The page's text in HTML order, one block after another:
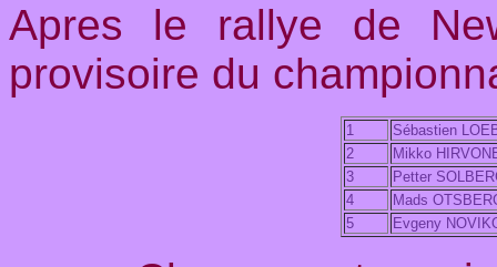
Apres le rallye de
provisoire du
1
Sébastien
2
Mikko
3
Petter
4
Mads
5
Evgeny